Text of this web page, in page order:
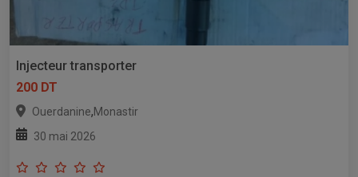
Injecteur transporter
200 DT
Ouerdanine,Monastir
30 mai 2026